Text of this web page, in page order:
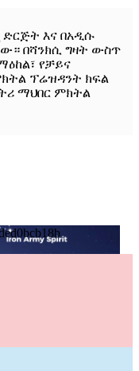
እና በአዲሱ
በሻንክሲ ግዛት ውስጥ
የቻይና
ፕሬዝዳንት ክፍል
ማህበር ምክትል